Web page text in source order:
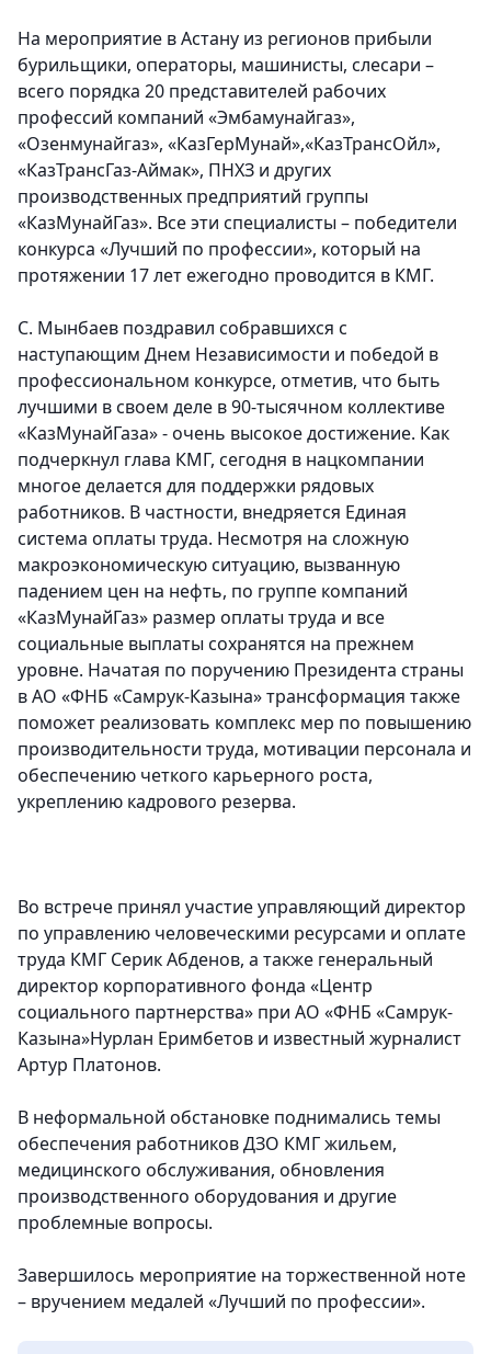
На мероприятие в Астану из регионов прибыли
бурильщики, операторы, машинисты, слесари –
всего порядка 20 представителей рабочих
профессий компаний «Эмбамунайгаз»,
«Озенмунайгаз», «КазГерМунай»,«КазТрансОйл»,
«КазТрансГаз-Аймак», ПНХЗ и других
производственных предприятий группы
«КазМунайГаз». Все эти специалисты – победители
конкурса «Лучший по профессии», который на
протяжении 17 лет ежегодно проводится в КМГ.
С. Мынбаев поздравил собравшихся с
наступающим Днем Независимости и победой в
профессиональном конкурсе, отметив, что быть
лучшими в своем деле в 90-тысячном коллективе
«КазМунайГаза» - очень высокое достижение. Как
подчеркнул глава КМГ, сегодня в нацкомпании
многое делается для поддержки рядовых
работников. В частности, внедряется Единая
система оплаты труда. Несмотря на сложную
макроэкономическую ситуацию, вызванную
падением цен на нефть, по группе компаний
«КазМунайГаз» размер оплаты труда и все
социальные выплаты сохранятся на прежнем
уровне. Начатая по поручению Президента страны
в АО «ФНБ «Самрук-Казына» трансформация также
поможет реализовать комплекс мер по повышению
производительности труда, мотивации персонала и
обеспечению четкого карьерного роста,
укреплению кадрового резерва.
Во встрече принял участие управляющий директор
по управлению человеческими ресурсами и оплате
труда КМГ Серик Абденов, а также генеральный
директор корпоративного фонда «Центр
социального партнерства» при АО «ФНБ «Самрук-
Казына»Нурлан Еримбетов и известный журналист
Артур Платонов.
В неформальной обстановке поднимались темы
обеспечения работников ДЗО КМГ жильем,
медицинского обслуживания, обновления
производственного оборудования и другие
проблемные вопросы.
Завершилось мероприятие на торжественной ноте
– вручением медалей «Лучший по профессии».